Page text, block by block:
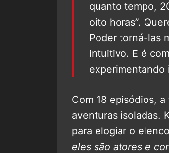
quanto tempo,
oito horas”.
Poder torná-las
intuitivo. E é
experimentando
Com 18 episódios,
aventuras isoladas.
para elogiar o
eles são atores e